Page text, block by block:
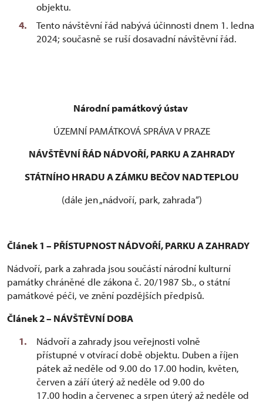
objektu.
Tento návštěvní řád nabývá účinnosti dnem 1. ledna
2024; současně se ruší dosavadní návštěvní řád.
Národní památkový ústav
ÚZEMNÍ PAMÁTKOVÁ SPRÁVA V PRAZE
NÁVŠTĚVNÍ ŘÁD NÁDVOŘÍ, PARKU A ZAHRADY
STÁTNÍHO HRADU A ZÁMKU BEČOV NAD TEPLOU
(dále jen „nádvoří, park, zahrada“)
Článek 1 – PŘÍSTUPNOST NÁDVOŘÍ, PARKU A ZAHRADY
Nádvoří, park a zahrada jsou součástí národní kulturní
památky chráněné dle zákona č. 20/1987 Sb., o státní
památkové péči, ve znění pozdějších předpisů.
Článek 2 – NÁVŠTĚVNÍ DOBA
Nádvoří a zahrady jsou veřejnosti volně
přístupné v otvírací době objektu. Duben a říjen
pátek až neděle od 9.00 do 17.00 hodin, květen,
červen a září úterý až neděle od 9.00 do
17.00 hodin a červenec a srpen úterý až neděle od